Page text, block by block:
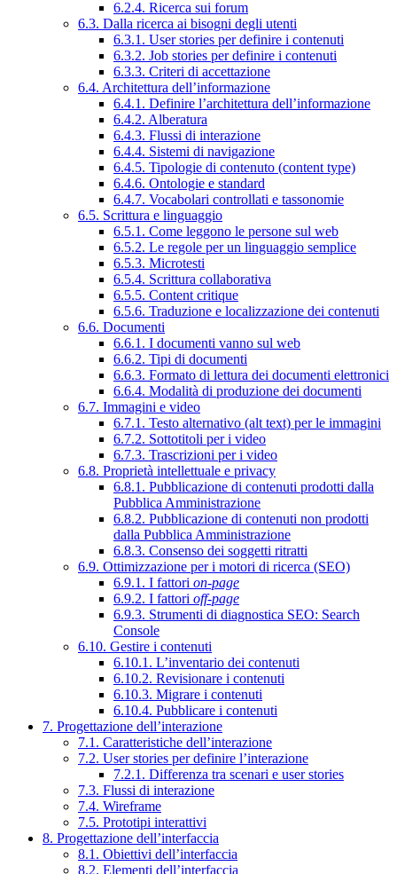
6.2.4. Ricerca sui forum
6.3. Dalla ricerca ai bisogni degli utenti
6.3.1. User stories per definire i contenuti
6.3.2. Job stories per definire i contenuti
6.3.3. Criteri di accettazione
6.4. Architettura dell’informazione
6.4.1. Definire l’architettura dell’informazione
6.4.2. Alberatura
6.4.3. Flussi di interazione
6.4.4. Sistemi di navigazione
6.4.5. Tipologie di contenuto (content type)
6.4.6. Ontologie e standard
6.4.7. Vocabolari controllati e tassonomie
6.5. Scrittura e linguaggio
6.5.1. Come leggono le persone sul web
6.5.2. Le regole per un linguaggio semplice
6.5.3. Microtesti
6.5.4. Scrittura collaborativa
6.5.5. Content critique
6.5.6. Traduzione e localizzazione dei contenuti
6.6. Documenti
6.6.1. I documenti vanno sul web
6.6.2. Tipi di documenti
6.6.3. Formato di lettura dei documenti elettronici
6.6.4. Modalità di produzione dei documenti
6.7. Immagini e video
6.7.1. Testo alternativo (alt text) per le immagini
6.7.2. Sottotitoli per i video
6.7.3. Trascrizioni per i video
6.8. Proprietà intellettuale e privacy
6.8.1. Pubblicazione di contenuti prodotti dalla
Pubblica Amministrazione
6.8.2. Pubblicazione di contenuti non prodotti
dalla Pubblica Amministrazione
6.8.3. Consenso dei soggetti ritratti
6.9. Ottimizzazione per i motori di ricerca (SEO)
6.9.1. I fattori on-page
6.9.2. I fattori off-page
6.9.3. Strumenti di diagnostica SEO: Search
Console
6.10. Gestire i contenuti
6.10.1. L’inventario dei contenuti
6.10.2. Revisionare i contenuti
6.10.3. Migrare i contenuti
6.10.4. Pubblicare i contenuti
7. Progettazione dell’interazione
7.1. Caratteristiche dell’interazione
7.2. User stories per definire l’interazione
7.2.1. Differenza tra scenari e user stories
7.3. Flussi di interazione
7.4. Wireframe
7.5. Prototipi interattivi
8. Progettazione dell’interfaccia
8.1. Obiettivi dell’interfaccia
8.2. Elementi dell’interfaccia